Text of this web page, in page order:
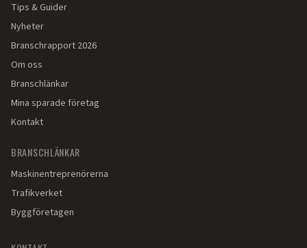
Tips & Guider
Nyheter
Branschrapport 2026
Om oss
Branschlänkar
Mina sparade företag
Kontakt
BRANSCHLÄNKAR
Maskinentreprenörerna
Trafikverket
Byggföretagen